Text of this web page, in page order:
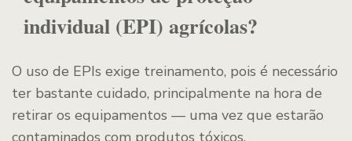
individual (EPI) agrícolas?
O uso de EPIs exige treinamento, pois é necessário
ter bastante cuidado, principalmente na hora de
retirar os equipamentos — uma vez que estarão
contaminados com produtos tóxicos.